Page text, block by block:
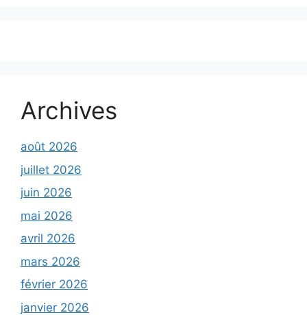
Archives
août 2026
juillet 2026
juin 2026
mai 2026
avril 2026
mars 2026
février 2026
janvier 2026